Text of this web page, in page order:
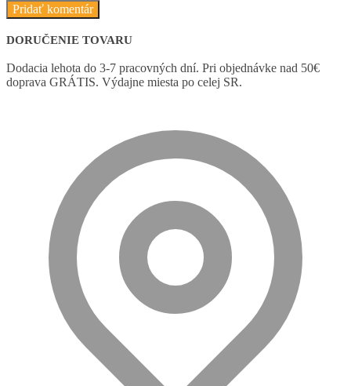
DORUČENIE TOVARU
Dodacia lehota do 3-7 pracovných dní. Pri objednávke nad 50€
doprava GRÁTIS. Výdajne miesta po celej SR.